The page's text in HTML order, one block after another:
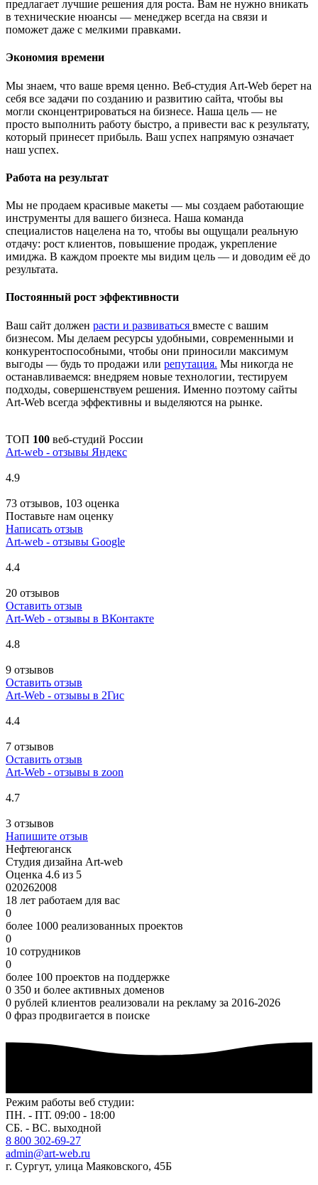
предлагает лучшие решения для роста. Вам не нужно вникать
в технические нюансы — менеджер всегда на связи и
поможет даже с мелкими правками.
Экономия времени
Мы знаем, что ваше время ценно. Веб-студия Art-Web берет на
себя все задачи по созданию и развитию сайта, чтобы вы
могли сконцентрироваться на бизнесе. Наша цель — не
просто выполнить работу быстро, а привести вас к результату,
который принесет прибыль. Ваш успех напрямую означает
наш успех.
Работа на результат
Мы не продаем красивые макеты — мы создаем работающие
инструменты для вашего бизнеса. Наша команда
специалистов нацелена на то, чтобы вы ощущали реальную
отдачу: рост клиентов, повышение продаж, укрепление
имиджа. В каждом проекте мы видим цель — и доводим её до
результата.
Постоянный рост эффективности
Ваш сайт должен расти и развиваться вместе с вашим
бизнесом. Мы делаем ресурсы удобными, современными и
конкурентоспособными, чтобы они приносили максимум
выгоды — будь то продажи или репутация. Мы никогда не
останавливаемся: внедряем новые технологии, тестируем
подходы, совершенствуем решения. Именно поэтому сайты
Art-Web всегда эффективны и выделяются на рынке.
ТОП 100 веб-студий России
Art-web - отзывы Яндекс
4.9
73 отзывов, 103 оценка
Поставьте нам оценку
Написать отзыв
Art-web - отзывы Google
4.4
20 отзывов
Оставить отзыв
Art-Web - отзывы в ВКонтакте
4.8
9 отзывов
Оставить отзыв
Art-Web - отзывы в 2Гис
4.4
7 отзывов
Оставить отзыв
Art-Web - отзывы в zoon
4.7
3 отзывов
Напишите отзыв
Нефтеюганск
Студия дизайна Art-web
Оценка 4.6 из 5
020262008
18 лет работаем для вас
0
более 1000 реализованных проектов
0
10 сотрудников
0
более 100 проектов на поддержке
0 350 и более активных доменов
0 рублей клиентов реализовали на рекламу за 2016-2026
0 фраз продвигается в поиске
Режим работы веб студии:
ПН. - ПТ. 09:00 - 18:00
СБ. - ВС. выходной
8 800 302-69-27
admin@art-web.ru
г. Сургут, улица Маяковского, 45Б